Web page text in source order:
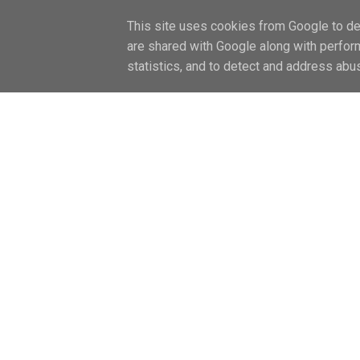
FŐOLDAL / HOME LIFESTYLE
This site uses cookies from Google to
are shared with Google along with
statistics, and to detect and address